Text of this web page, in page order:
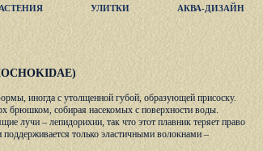
УЛИТКИ
АКВА-ДИЗАЙН
иногда с утолщенной губой, образующей присоску.
брюшком, собирая насекомых с поверхности воды.
лучи – лепидорихии, так что этот плавник теряет право
только эластичными волокнами –